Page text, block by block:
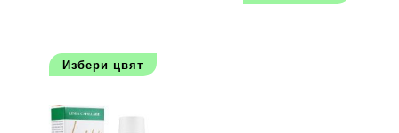
Избери цвят